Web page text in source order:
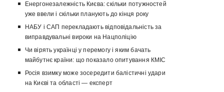
Енергонезалежність Києва: скільки потужностей
уже ввели і скільки планують до кінця року
НАБУ і САП перекладають відповідальність за
виправдувальні вироки на Нацполіцію
Чи вірять українці у перемогу і яким бачать
майбутнє країни: що показало опитування КМІС
Росія взимку може зосередити балістичні удари
на Києві та області — експерт